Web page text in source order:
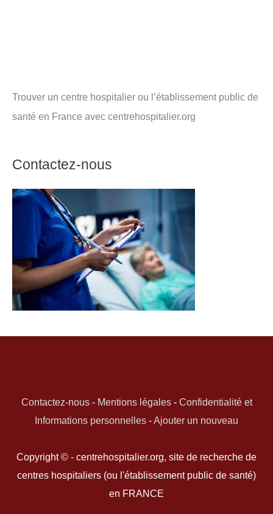
Trouver un centre hospitalier ou l’établissement public de
santé en France avec centrehospitalier.org
Contactez-nous
Contactez-nous- Mentions légales- Confidentialité et
Informations personnelles - Ajouter un nouveau
Copyright © - centrehospitalier.org, site de recherche de
centres hospitaliers (ou l'établissement public de santé)
en FRANCE